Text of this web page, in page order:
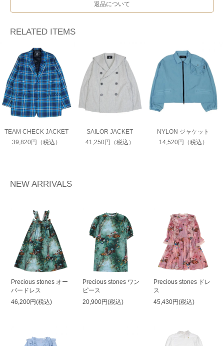
返品について
RELATED ITEMS
TEAM CHECK JACKET
39,820円（税込）
SAILOR JACKET
41,250円（税込）
NYLON ジャケット
14,520円（税込）
NEW ARRIVALS
Precious stones オー
バードレス
46,200円(税込)
Precious stones ワン
ピース
20,900円(税込)
Precious stones ドレ
ス
45,430円(税込)